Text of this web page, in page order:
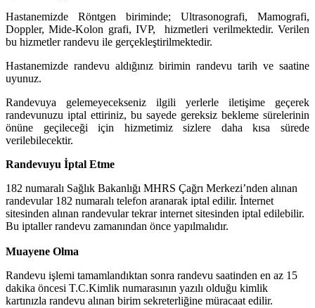
Hastanemizde Röntgen biriminde; Ultrasonografi, Mamografi,
Doppler, Mide-Kolon grafi, IVP,hizmetleri verilmektedir. Verilen
bu hizmetler randevu ile gerçekleştirilmektedir.
Hastanemizde randevu aldığınız birimin randevu tarih ve saatine
uyunuz.
Randevuya gelemeyecekseniz ilgili yerlerle iletişime geçerek
randevunuzu iptal ettiriniz, bu sayede gereksiz bekleme sürelerinin
önüne geçileceği için hizmetimiz sizlere daha kısa sürede
verilebilecektir.
Randevuyu İptal Etme
182 numaralı Sağlık Bakanlığı MHRS Çağrı Merkezi’nden alınan
randevular 182 numaralı telefon aranarak iptal edilir. İnternet
sitesinden alınan randevular tekrar internet sitesinden iptal edilebilir.
Bu iptaller randevu zamanından önce yapılmalıdır.
Muayene Olma
Randevu işlemi tamamlandıktan sonra randevu saatinden en az 15
dakika öncesi T.C.Kimlik numarasının yazılı olduğu kimlik
kartınızla randevu alınan birim sekreterliğine müracaat edilir.